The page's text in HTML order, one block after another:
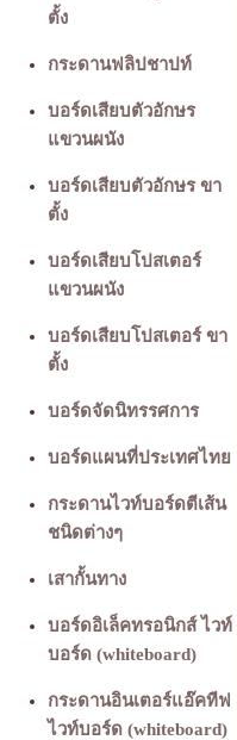
ตั้ง
กระดานฟลิปชาปท์
บอร์ดเสียบตัวอักษร
แขวนผนัง
บอร์ดเสียบตัวอักษร ขา
ตั้ง
บอร์ดเสียบโปสเตอร์
แขวนผนัง
บอร์ดเสียบโปสเตอร์ ขา
ตั้ง
บอร์ดจัดนิทรรศการ
บอร์ดแผนที่ประเทศไทย
กระดานไวท์บอร์ดตีเส้น
ชนิดต่างๆ
เสากั้นทาง
บอร์ดอิเล็คทรอนิกส์ ไวท์
บอร์ด (whiteboard)
กระดานอินเตอร์แอ๊คทีฟ
ไวท์บอร์ด (whiteboard)